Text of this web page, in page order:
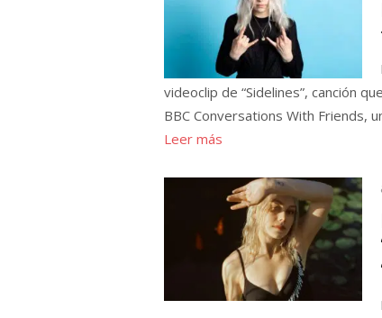
videoclip de “Sidelines”, canción
BBC Conversations With Friends,
Leer más